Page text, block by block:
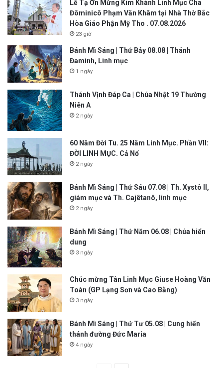
Lễ Tạ Ơn Mừng Kim Khánh Linh Mục Cha
Đôminicô Phạm Văn Khâm tại Nhà Thờ Bắc
Hòa Giáo Phận Mỹ Tho . 07.08.2026
23 giờ
Bánh Mì Sáng | Thứ Bảy 08.08 | Thánh
Đaminh, Linh mục
1 ngày
Thánh Vịnh Đáp Ca | Chúa Nhật 19 Thường
Niên A
2 ngày
60 Năm Đời Tu. 25 Năm Linh Mục. Phần VII:
ĐỜI LINH MỤC. Cả Nổ
2 ngày
Bánh Mì Sáng | Thứ Sáu 07.08 | Th. Xystô II,
giám mục và Th. Cajêtanô, linh mục
2 ngày
Bánh Mì Sáng | Thứ Năm 06.08 | Chúa hiển
dung
3 ngày
Chúc mừng Tân Linh Mục Giuse Hoàng Văn
Toàn (GP Lạng Sơn và Cao Bằng)
3 ngày
Bánh Mì Sáng | Thứ Tư 05.08 | Cung hiến
thánh đường Đức Maria
4 ngày